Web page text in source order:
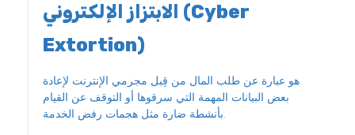
الابتزاز الإلكتروني (Cyber
Extortion)
هو عبارة عن طلب المال من قِبل مجرمي الإنترنت لإعادة
بعض البيانات المهمة التي سرقوها أو التوقف عن القيام
بأنشطة ضارة مثل هجمات رفض الخدمة.